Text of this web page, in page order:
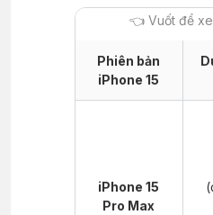
Phiên bản
iPhone 15
iPhone 15
Pro Max